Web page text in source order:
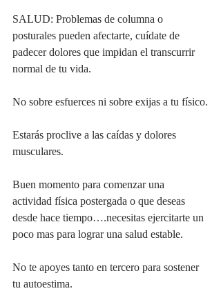
SALUD: Problemas de columna o
posturales pueden afectarte, cuídate de
padecer dolores que impidan el transcurrir
normal de tu vida.
No sobre esfuerces ni sobre exijas a tu físico.
Estarás proclive a las caídas y dolores
musculares.
Buen momento para comenzar una
actividad física postergada o que deseas
desde hace tiempo….necesitas ejercitarte un
poco mas para lograr una salud estable.
No te apoyes tanto en tercero para sostener
tu autoestima.